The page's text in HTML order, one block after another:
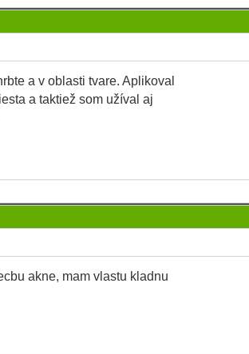
a v oblasti tvare. Aplikoval
a taktiež som užíval aj
akne, mam vlastu kladnu